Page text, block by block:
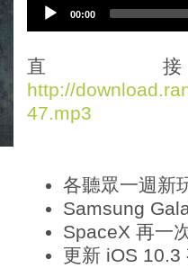
i
o
P
l
00:00
直
http://
47.mp3
各聽眾一週新
Samsung
SpaceX 再一
更新 iOS 10.3